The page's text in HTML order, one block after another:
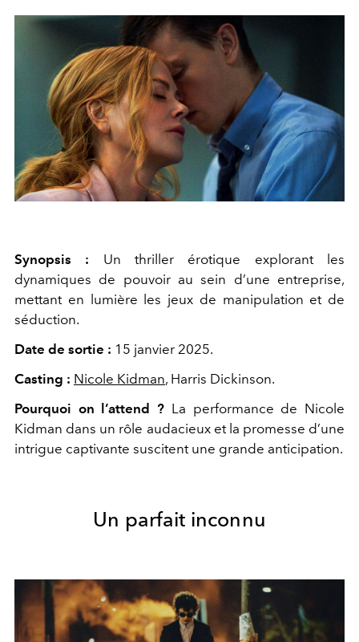
Synopsis : Un thriller érotique explorant les
dynamiques de pouvoir au sein d’une entreprise,
mettant en lumière les jeux de manipulation et de
séduction.
Date de sortie : 15 janvier 2025.
Casting : Nicole Kidman, Harris Dickinson.
Pourquoi on l’attend ? La performance de Nicole
Kidman dans un rôle audacieux et la promesse d’une
intrigue captivante suscitent une grande anticipation.
Un parfait inconnu